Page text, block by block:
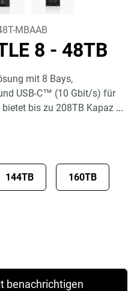
MBAAB
8 - 48TB
mit 8 Bays,
USB-C™ (10 Gbit/s) für
bis zu 208TB Kapaz ...
144TB 160TB
6.243,99
benachrichtigen